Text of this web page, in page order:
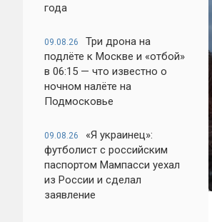
года
09.08.26
Три дрона на
подлёте к Москве и «отбой»
в 06:15 — что известно о
ночном налёте на
Подмосковье
09.08.26
«Я украинец»:
футболист с российским
паспортом Мампасси уехал
из России и сделал
заявление